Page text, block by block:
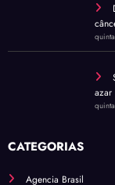
azar
CATEGORIAS
Agencia Brasil